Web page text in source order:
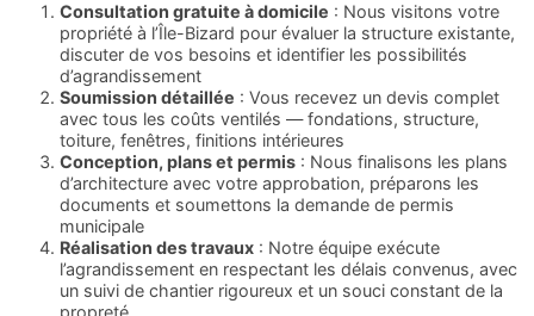
Consultation gratuite à domicile : Nous visitons votre
propriété à l’Île-Bizard pour évaluer la structure existante,
discuter de vos besoins et identifier les possibilités
d’agrandissement
Soumission détaillée : Vous recevez un devis complet
avec tous les coûts ventilés — fondations, structure,
toiture, fenêtres, finitions intérieures
Conception, plans et permis : Nous finalisons les plans
d’architecture avec votre approbation, préparons les
documents et soumettons la demande de permis
municipale
Réalisation des travaux : Notre équipe exécute
l’agrandissement en respectant les délais convenus, avec
un suivi de chantier rigoureux et un souci constant de la
propreté